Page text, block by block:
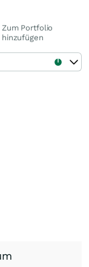
Zum Portfolio
hinzufügen